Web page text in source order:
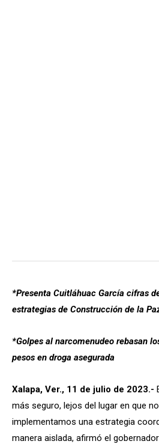
*Presenta Cuitláhuac García cifras
estrategias de Construcción de la
*Golpes al narcomenudeo rebasan
pesos en droga asegurada
Xalapa, Ver., 11 de julio de 2023.-
más seguro, lejos del lugar en que
implementamos una estrategia
manera aislada, afirmó el